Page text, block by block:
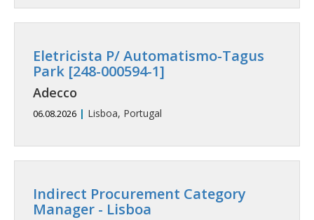
Eletricista P/ Automatismo-Tagus
Park [248-000594-1]
Adecco
06.08.2026 | Lisboa, Portugal
Indirect Procurement Category
Manager - Lisboa